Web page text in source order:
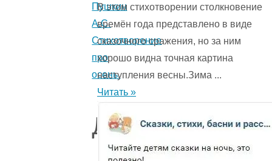
Пушкин
А.С.
Стихотворение
про
осень.
Другие
В этом стихотворении столкновение
времён года представ­лено в виде
сказочного сражения, но за ним
хорошо видна точная картина
наступления весны.Зима ...
Читать »